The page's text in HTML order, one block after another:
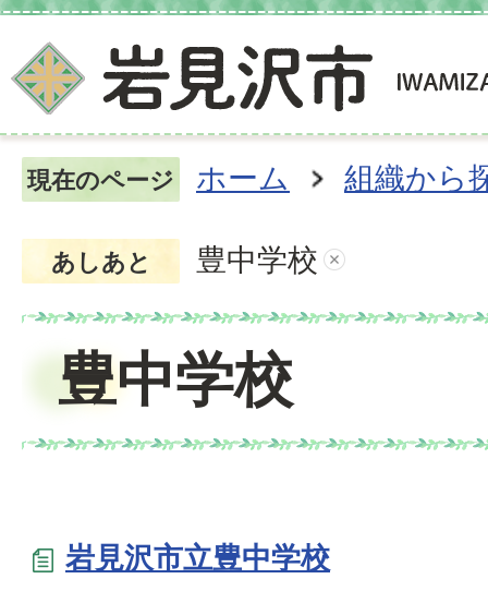
現在のページ ホーム 組織から
あしあと 豊中学校
豊中学校
岩見沢市立豊中学校